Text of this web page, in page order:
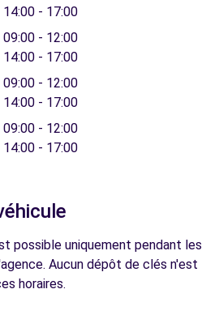
14:00 - 17:00
09:00 - 12:00
14:00 - 17:00
09:00 - 12:00
14:00 - 17:00
09:00 - 12:00
14:00 - 17:00
possible uniquement pendant les
Aucun dépôt de clés n'est
horaires.